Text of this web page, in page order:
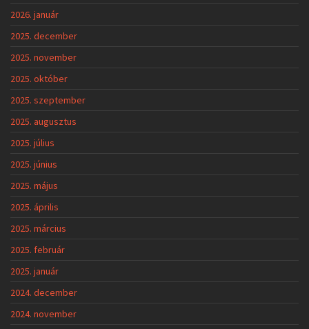
2026. január
2025. december
2025. november
2025. október
2025. szeptember
2025. augusztus
2025. július
2025. június
2025. május
2025. április
2025. március
2025. február
2025. január
2024. december
2024. november